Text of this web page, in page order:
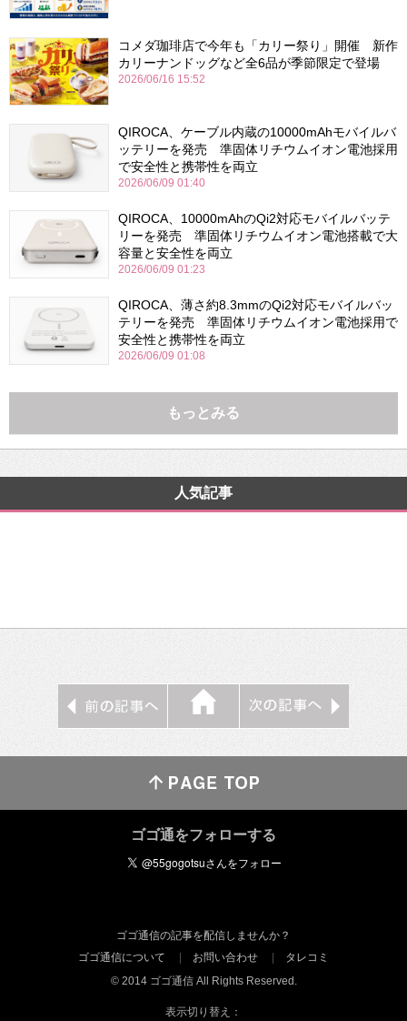
コメダ珈琲店で今年も「カリー祭り」開催 新作
カリーナンドッグなど全6品が季節限定で登場
2026/06/16 15:52
QIROCA、ケーブル内蔵の10000mAhモバイルバ
ッテリーを発売 準固体リチウムイオン電池採用
で安全性と携帯性を両立
2026/06/09 01:40
QIROCA、10000mAhのQi2対応モバイルバッテ
リーを発売 準固体リチウムイオン電池搭載で大
容量と安全性を両立
2026/06/09 01:23
QIROCA、薄さ約8.3mmのQi2対応モバイルバッ
テリーを発売 準固体リチウムイオン電池採用で
安全性と携帯性を両立
2026/06/09 01:08
もっとみる
人気記事
ゴゴ通をフォローする
ゴゴ通信の記事を配信しませんか？
ゴゴ通信について
お問い合わせ
タレコミ
© 2014 ゴゴ通信 All Rights Reserved.
表示切り替え：